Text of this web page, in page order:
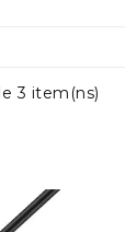
3 item(ns)